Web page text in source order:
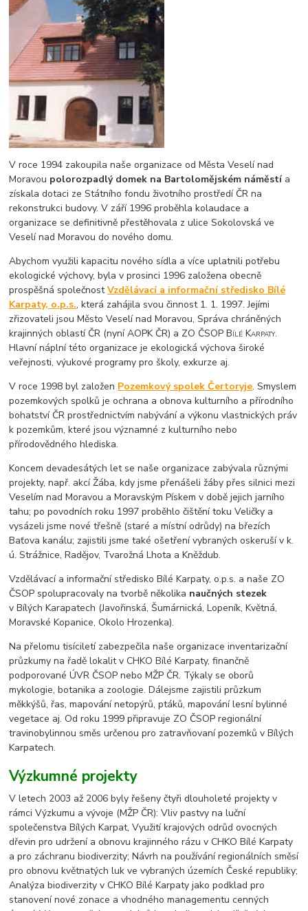
V roce 1994 zakoupila naše organizace od Města Veselí nad
Moravou polorozpadlý domek na Bartolomějském náměstía
získala dotaci ze Státního fondu životního prostředí ČR na
rekonstrukci budovy. V září 1996 proběhla kolaudace a
organizace se definitivně přestěhovala z ulice Sokolovská ve
Veselí nad Moravou do nového domu.
Abychom využili kapacitu nového sídla a více uplatnili potřebu
ekologické výchovy, byla v prosinci 1996 založena obecně
prospěšná společnostVzdělávací a informační středisko Bílé
Karpaty, o.p.s., která zahájila svou činnost 1. 1. 1997. Jejími
zřizovateli jsou Město Veselí nad Moravou, Správa chráněných
krajinných oblastí ČR (nyní AOPK ČR) a ZO ČSOP Bílé Karpaty.
Hlavní náplní této organizace je ekologická výchova široké
veřejnosti, výukové programy pro školy, exkurze aj.
V roce 1998 byl založen Pozemkový spolek Čertoryje. Smyslem
pozemkových spolků je ochrana a obnova kulturního a přírodního
bohatství ČR prostřednictvím nabývání a výkonu vlastnických práv
k pozemkům, které jsou významné z kulturního nebo
přírodovědného hlediska.
Koncem devadesátých let se naše organizace zabývala různými
projekty, např. akcí Žába, kdy jsme přenášeli žáby přes silnici mezi
Veselím nad Moravou a Moravským Pískem v době jejich jarního
tahu; po povodních roku 1997 proběhlo čištění toku Veličky a
vysázeli jsme nové třešně (staré a místní odrůdy) na březích
Baťova kanálu; zajistili jsme také ošetření vybraných oskeruší v k.
ú. Strážnice, Radějov, Tvarožná Lhota a Kněždub.
Vzdělávací a informační středisko Bílé Karpaty, o.p.s. a naše ZO
ČSOP spolupracovaly na tvorbě několika naučných stezek
v Bílých Karapatech (Javořinská, Šumárnická, Lopeník, Květná,
Moravské Kopanice, Okolo Hrozenka).
Na přelomu tisíciletí zabezpečila naše organizace inventarizační
průzkumy na řadě lokalit v CHKO Bílé Karpaty, finančně
podporované ÚVR ČSOP nebo MŽP ČR. Týkaly se oborů
mykologie, botanika a zoologie. Dálejsme zajistili průzkum
měkkýšů, řas, mapování netopýrů, ptáků, mapování lesní bylinné
vegetace aj. Od roku 1999 připravuje ZO ČSOP regionální
travinobylinnou směs určenou pro zatravňovaní pozemků v Bílých
Karpatech.
Výzkumné projekty
V letech 2003 až 2006 byly řešeny čtyři dlouholeté projekty v
rámci Výzkumu a vývoje (MŽP ČR): Vliv pastvy na luční
společenstva Bílých Karpat, Využití krajových odrůd ovocných
dřevin pro udržení a obnovu krajinného rázu v CHKO Bílé Karpaty
a pro záchranu biodiverzity; Návrh na používání regionálních směsí
pro obnovu květnatých luk ve vybraných územích České republiky;
Analýza biodiverzity v CHKO Bílé Karpaty jako podklad pro
stanovení nové zonace a vhodného managementu cenných